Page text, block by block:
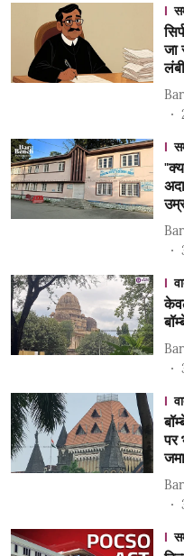
जा
पर